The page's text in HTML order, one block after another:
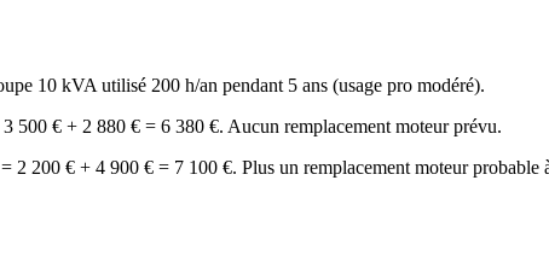
10 kVA utilisé 200 h/an pendant 5 ans (usage pro modéré).
500 € + 2 880 € = 6 380 €. Aucun remplacement moteur prévu.
200 € + 4 900 € = 7 100 €. Plus un remplacement moteur probable